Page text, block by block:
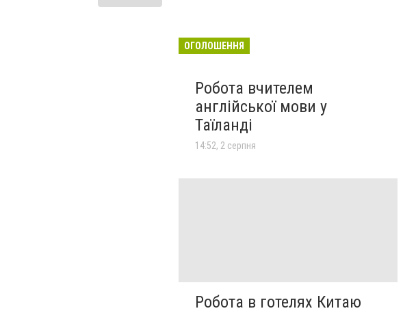
ОГОЛОШЕННЯ
Робота вчителем
англійської мови у
Таїланді
14:52, 2 серпня
Робота в готелях Китаю